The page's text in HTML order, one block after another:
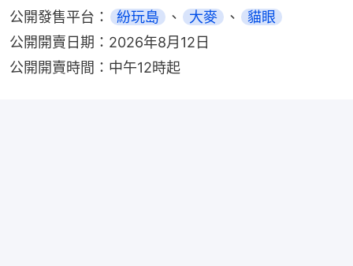
公開發售平台： 紛玩島 、 大麥 、
貓眼
公開開賣日期：2026年8月12日
公開開賣時間：中午12時起